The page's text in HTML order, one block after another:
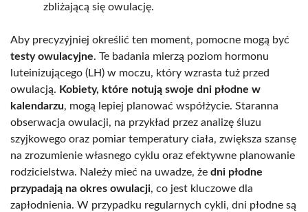
zbliżającą się owulację.
Aby precyzyjniej określić ten moment, pomocne mogą być
testy owulacyjne. Te badania mierzą poziom hormonu
luteinizującego (LH) w moczu, który wzrasta tuż przed
owulacją. Kobiety, które notują swoje dni płodne w
kalendarzu, mogą lepiej planować współżycie. Staranna
obserwacja owulacji, na przykład przez analizę śluzu
szyjkowego oraz pomiar temperatury ciała, zwiększa szansę
na zrozumienie własnego cyklu oraz efektywne planowanie
rodzicielstwa. Należy mieć na uwadze, że dni płodne
przypadają na okres owulacji, co jest kluczowe dla
zapłodnienia. W przypadku regularnych cykli, dni płodne są